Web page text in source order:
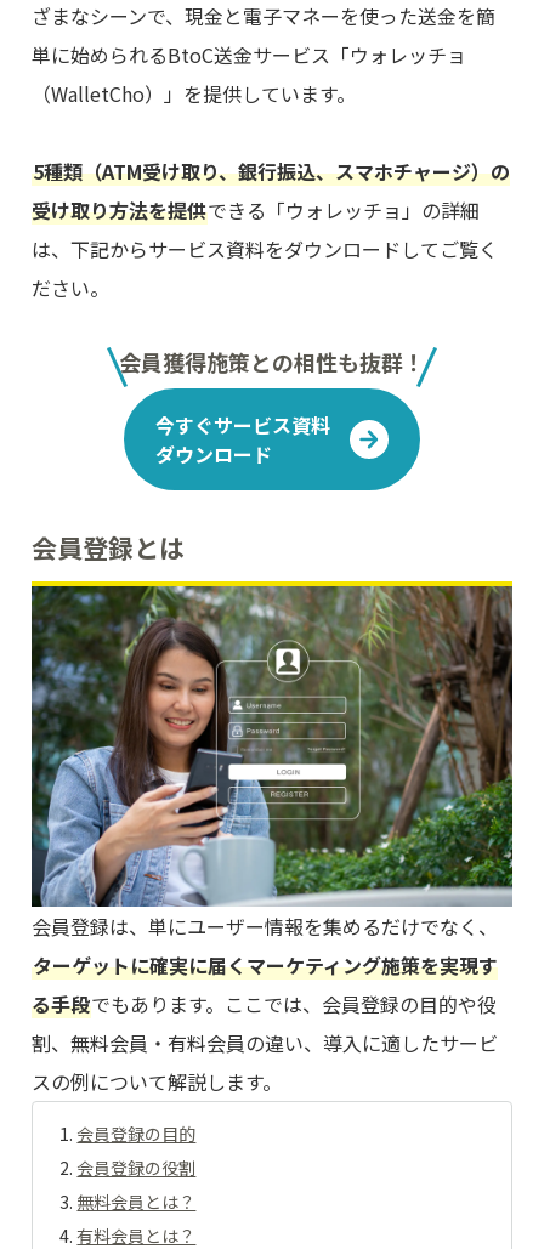
ざまなシーンで、現金と電子マネーを使った送金を簡
単に始められるBtoC送金サービス「ウォレッチョ
（WalletCho）」を提供しています。
5種類（ATM受け取り、銀行振込、スマホチャージ）の
受け取り方法を提供できる「ウォレッチョ」の詳細
は、下記からサービス資料をダウンロードしてご覧く
ださい。
会員獲得施策との相性も抜群！
今すぐサービス資料
ダウンロード
会員登録とは
会員登録は、単にユーザー情報を集めるだけでなく、
ターゲットに確実に届くマーケティング施策を実現す
る手段でもあります。ここでは、会員登録の目的や役
割、無料会員・有料会員の違い、導入に適したサービ
スの例について解説します。
会員登録の目的
会員登録の役割
無料会員とは？
有料会員とは？